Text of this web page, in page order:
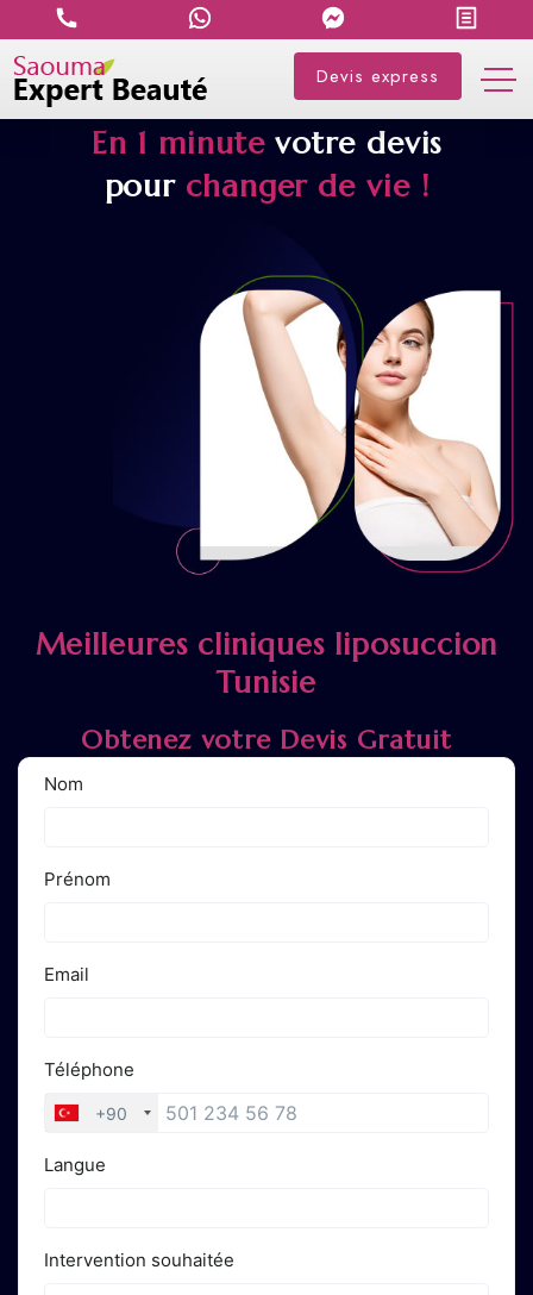
Devis express
En 1 minutevotre devis
pour changer de vie !
Meilleures cliniques liposuccion
Tunisie
Obtenez votre Devis Gratuit